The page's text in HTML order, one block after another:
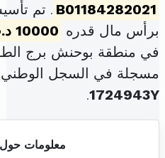
B01184282021
برأس مال قدره 10000 د.ت
في منطقة بوحنش برج
مسجلة في السجل
1724943Y
.
معلومات حول